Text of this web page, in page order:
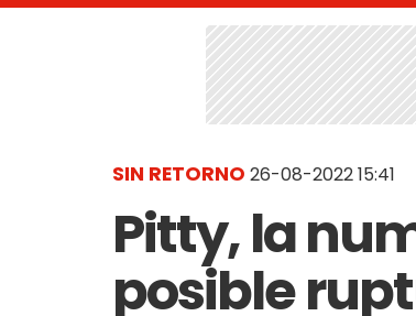
SIN RETORNO 26-08-2022 15:41
Pitty, la
posible